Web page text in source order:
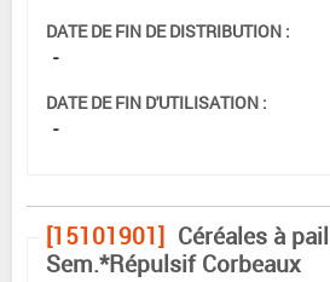
DATE DE FIN DE DISTRIBUTION :
-
DATE DE FIN D'UTILISATION :
-
[15101901] Céréales à
Sem.*Répulsif Corbeaux